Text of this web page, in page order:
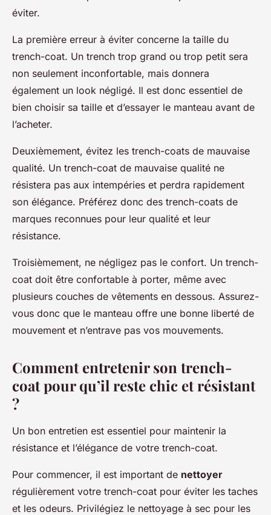
éviter.
La première erreur à éviter concerne la taille du
trench-coat. Un trench trop grand ou trop petit sera
non seulement inconfortable, mais donnera
également un look négligé. Il est donc essentiel de
bien choisir sa taille et d’essayer le manteau avant de
l’acheter.
Deuxièmement, évitez les trench-coats de mauvaise
qualité. Un trench-coat de mauvaise qualité ne
résistera pas aux intempéries et perdra rapidement
son élégance. Préférez donc des trench-coats de
marques reconnues pour leur qualité et leur
résistance.
Troisièmement, ne négligez pas le confort. Un trench-
coat doit être confortable à porter, même avec
plusieurs couches de vêtements en dessous. Assurez-
vous donc que le manteau offre une bonne liberté de
mouvement et n’entrave pas vos mouvements.
Comment entretenir son trench-
coat pour qu’il reste chic et résistant
?
Un bon entretien est essentiel pour maintenir la
résistance et l’élégance de votre trench-coat.
Pour commencer, il est important de nettoyer
régulièrement votre trench-coat pour éviter les taches
et les odeurs. Privilégiez le nettoyage à sec pour les